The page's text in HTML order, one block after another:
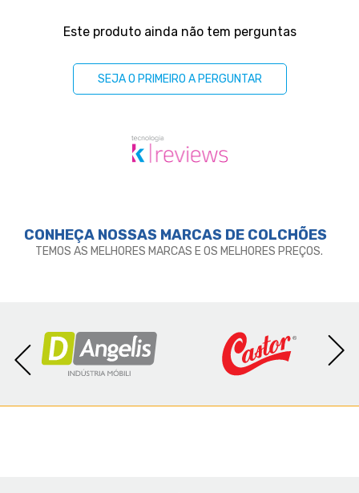
- Dimensões (larg. x comp. x alt.) Queen:
158x198x42cm Bipartido(2 Partes de 79).
Este produto ainda não tem perguntas
SEJA O PRIMEIRO A PERGUNTAR
CONHEÇA NOSSAS MARCAS DE COLCHÕES
TEMOS AS MELHORES MARCAS E OS MELHORES PREÇOS.